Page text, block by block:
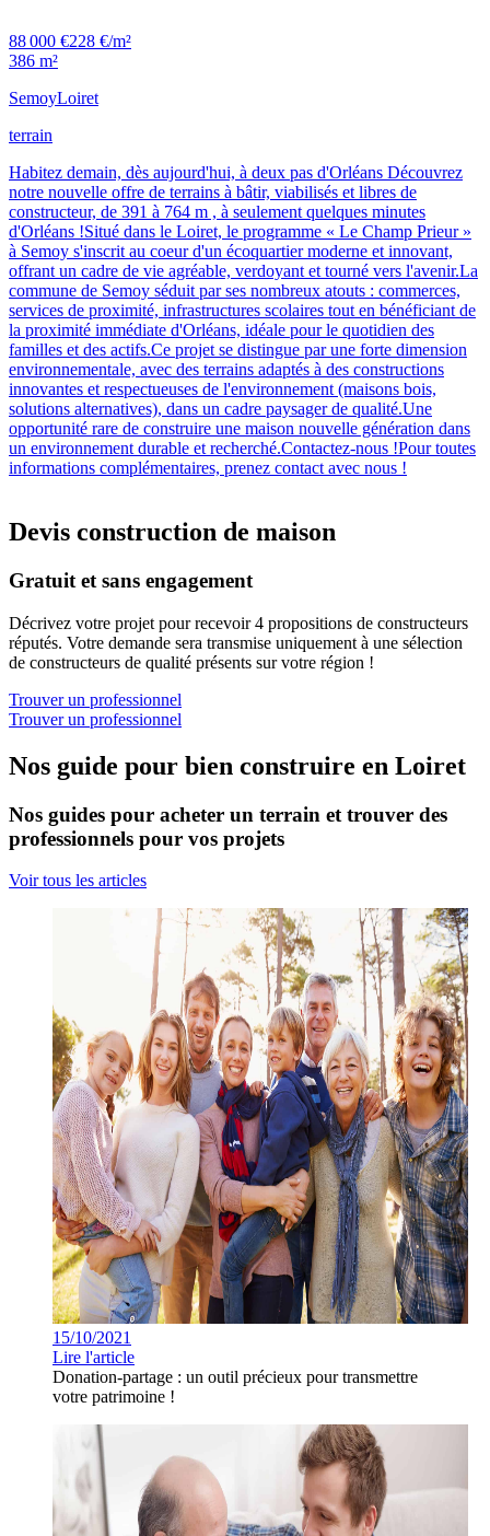
88 000 €228 €/m²
386 m²
SemoyLoiret
terrain
Habitez demain, dès aujourd'hui, à deux pas d'Orléans Découvrez
notre nouvelle offre de terrains à bâtir, viabilisés et libres de
constructeur, de 391 à 764 m , à seulement quelques minutes
d'Orléans !Situé dans le Loiret, le programme « Le Champ Prieur »
à Semoy s'inscrit au coeur d'un écoquartier moderne et innovant,
offrant un cadre de vie agréable, verdoyant et tourné vers l'avenir.La
commune de Semoy séduit par ses nombreux atouts : commerces,
services de proximité, infrastructures scolaires tout en bénéficiant de
la proximité immédiate d'Orléans, idéale pour le quotidien des
familles et des actifs.Ce projet se distingue par une forte dimension
environnementale, avec des terrains adaptés à des constructions
innovantes et respectueuses de l'environnement (maisons bois,
solutions alternatives), dans un cadre paysager de qualité.Une
opportunité rare de construire une maison nouvelle génération dans
un environnement durable et recherché.Contactez-nous !Pour toutes
informations complémentaires, prenez contact avec nous !
Devis construction de maison
Gratuit et sans engagement
Décrivez votre projet pour recevoir 4 propositions de constructeurs
réputés. Votre demande sera transmise uniquement à une sélection
de constructeurs de qualité présents sur votre région !
Trouver un professionnel
Trouver un professionnel
Nos guide pour bien construire en Loiret
Nos guides pour acheter un terrain et trouver des
professionnels pour vos projets
Voir tous les articles
15/10/2021
Lire l'article
Donation-partage : un outil précieux pour transmettre
votre patrimoine !